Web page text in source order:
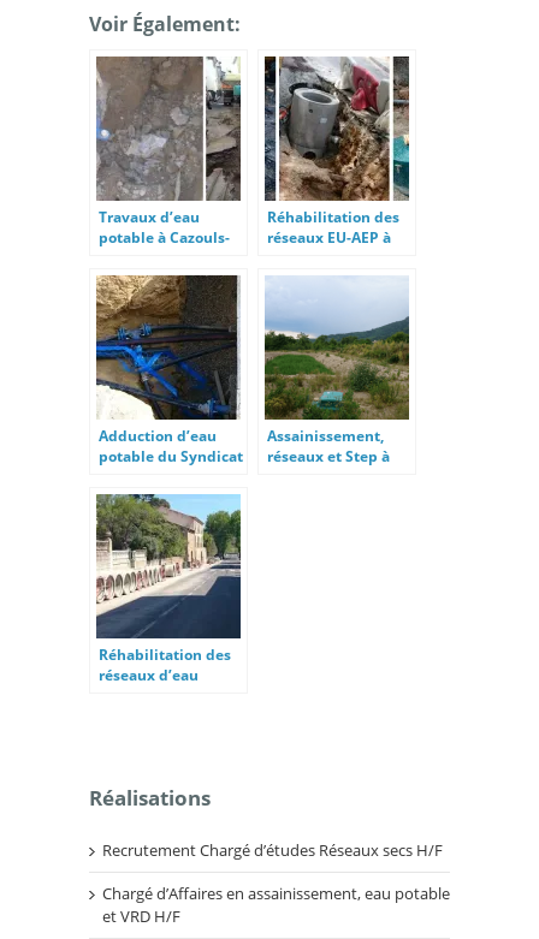
Voir Également:
Travaux d’eau
potable à Cazouls-
Réhabilitation des
réseaux EU-AEP à
Adduction d’eau
potable du Syndicat
Assainissement,
réseaux et Step à
Réhabilitation des
réseaux d’eau
Réalisations
Recrutement Chargé d’études Réseaux secs H/F
Chargé d’Affaires en assainissement, eau potable
et VRD H/F